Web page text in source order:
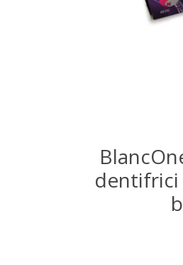
dentifrici